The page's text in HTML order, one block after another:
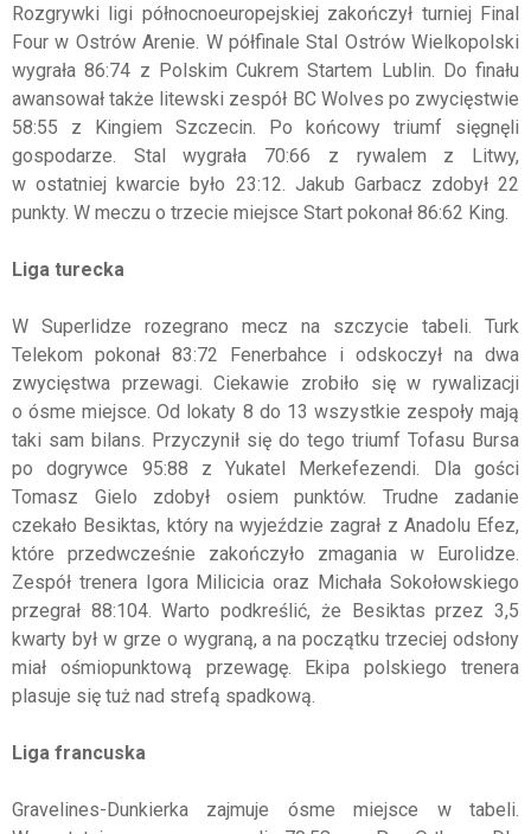
Rozgrywki ligi północnoeuropejskiej zakończył turniej Final
Four w Ostrów Arenie. W półfinale Stal Ostrów Wielkopolski
wygrała 86:74 z Polskim Cukrem Startem Lublin. Do finału
awansował także litewski zespół BC Wolves po zwycięstwie
58:55 z Kingiem Szczecin. Po końcowy triumf sięgnęli
gospodarze. Stal wygrała 70:66 z rywalem z Litwy,
w ostatniej kwarcie było 23:12. Jakub Garbacz zdobył 22
punkty. W meczu o trzecie miejsce Start pokonał 86:62 King.
Liga turecka
W Superlidze rozegrano mecz na szczycie tabeli. Turk
Telekom pokonał 83:72 Fenerbahce i odskoczył na dwa
zwycięstwa przewagi. Ciekawie zrobiło się w rywalizacji
o ósme miejsce. Od lokaty 8 do 13 wszystkie zespoły mają
taki sam bilans. Przyczynił się do tego triumf Tofasu Bursa
po dogrywce 95:88 z Yukatel Merkefezendi. Dla gości
Tomasz Gielo zdobył osiem punktów. Trudne zadanie
czekało Besiktas, który na wyjeździe zagrał z Anadolu Efez,
które przedwcześnie zakończyło zmagania w Eurolidze.
Zespół trenera Igora Milicicia oraz Michała Sokołowskiego
przegrał 88:104. Warto podkreślić, że Besiktas przez 3,5
kwarty był w grze o wygraną, a na początku trzeciej odsłony
miał ośmiopunktową przewagę. Ekipa polskiego trenera
plasuje się tuż nad strefą spadkową.
Liga francuska
Gravelines-Dunkierka zajmuje ósme miejsce w tabeli.